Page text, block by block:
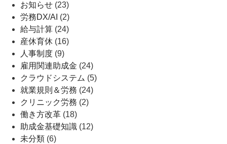
お知らせ (23)
労務DX/AI (2)
給与計算 (24)
産休育休 (16)
人事制度 (9)
雇用関連助成金 (24)
クラウドシステム (5)
就業規則＆労務 (24)
クリニック労務 (2)
働き方改革 (18)
助成金基礎知識 (12)
未分類 (6)